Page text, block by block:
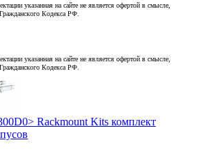
указанная на сайте не является офертой в смысле,
Кодекса РФ.
указанная на сайте не является офертой в смысле,
Кодекса РФ.
Rackmount Kits комплект